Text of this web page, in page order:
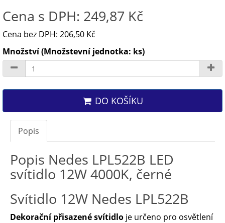
Cena s DPH: 249,87 Kč
Cena bez DPH: 206,50 Kč
Množství (Množstevní jednotka: ks)
DO KOŠÍKU
Popis
Popis Nedes LPL522B LED
svítidlo 12W 4000K, černé
Svítidlo 12W Nedes LPL522B
Dekorační přisazené svítidlo je určeno pro osvětlení